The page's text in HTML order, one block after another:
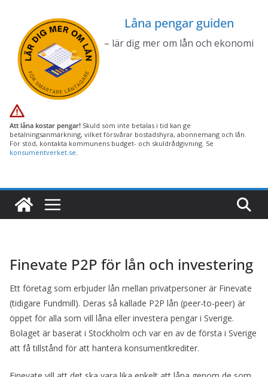
innehåll
Låna pengar guiden
– lär dig mer om lån och ekonomi
Att låna kostar pengar! Skuld som inte betalas i tid kan ge
betalningsanmärkning, vilket försvårar bostadshyra, abonnemang och lån.
För stöd, kontakta kommunens budget- och skuldrådgivning. Se
konsumentverket.se.
Finevate P2P för lån och investering
Ett företag som erbjuder lån mellan privatpersoner är Finevate
(tidigare Fundmill). Deras så kallade P2P lån (peer-to-peer) är
öppet för alla som vill låna eller investera pengar i Sverige.
Bolaget är baserat i Stockholm och var en av de första i Sverige
att få tillstånd för att hantera konsumentkrediter.